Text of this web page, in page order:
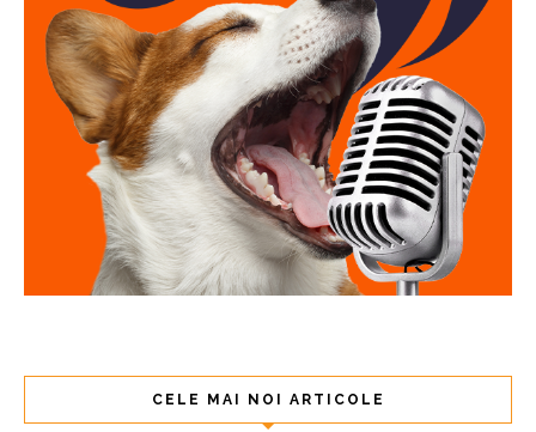
CELE MAI NOI ARTICOLE